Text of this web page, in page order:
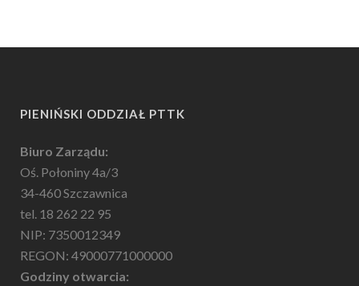
PIENIŃSKI ODDZIAŁ PTTK
Biuro Zarządu:
Oś. Połoniny 4a/3
34-460 Szczawnica
tel. 18 262 22 95
NIP: 7350012349
REGON: 49000771000000
Godziny otwarcia: